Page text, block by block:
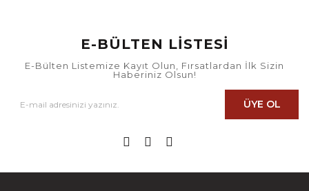
E-BÜLTEN LİSTESİ
E-Bülten Listemize Kayıt Olun, Fırsatlardan İlk Sizin
Haberiniz Olsun!
ÜYE OL